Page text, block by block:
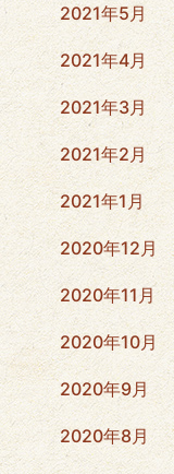
2021年5月
2021年4月
2021年3月
2021年2月
2021年1月
2020年12月
2020年11月
2020年10月
2020年9月
2020年8月